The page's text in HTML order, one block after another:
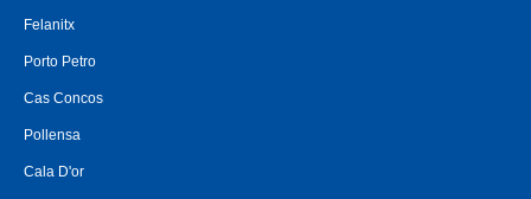
Felanitx
Porto Petro
Cas Concos
Pollensa
Cala D'or